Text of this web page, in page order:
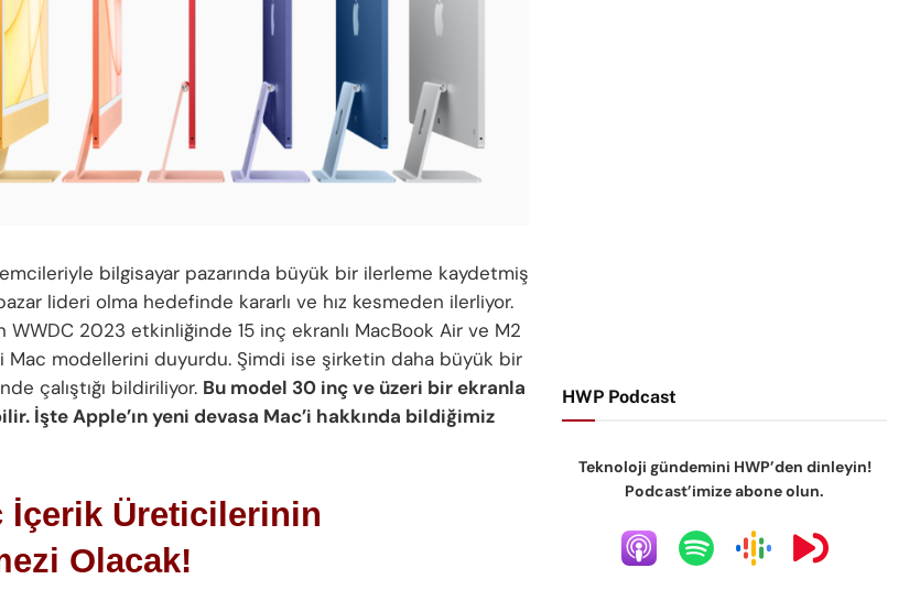
bilgisayar pazarında büyük bir ilerleme kaydetmiş
lideri olma hedefinde kararlı ve hız kesmeden ilerliyor.
WWDC 2023 etkinliğinde 15 inç ekranlı MacBook Air ve M2
Mac modellerini duyurdu. Şimdi ise şirketin daha büyük bir
çalıştığı bildiriliyor. Bu model 30 inç ve üzeri bir ekranla
İşte Apple’ın yeni devasa Mac’i hakkında bildiğimiz
İçerik Üreticilerinin
Olacak!
HWP Podcast
Teknoloji gündemini HWP’den dinleyin!
Podcast’imize abone olun.